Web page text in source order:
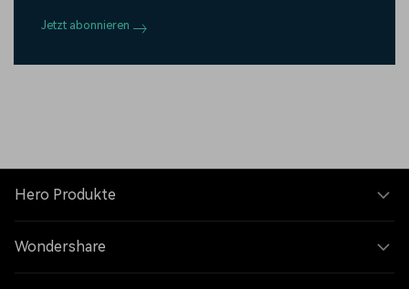
Jetzt abonnieren
Hero Produkte
Wondershare